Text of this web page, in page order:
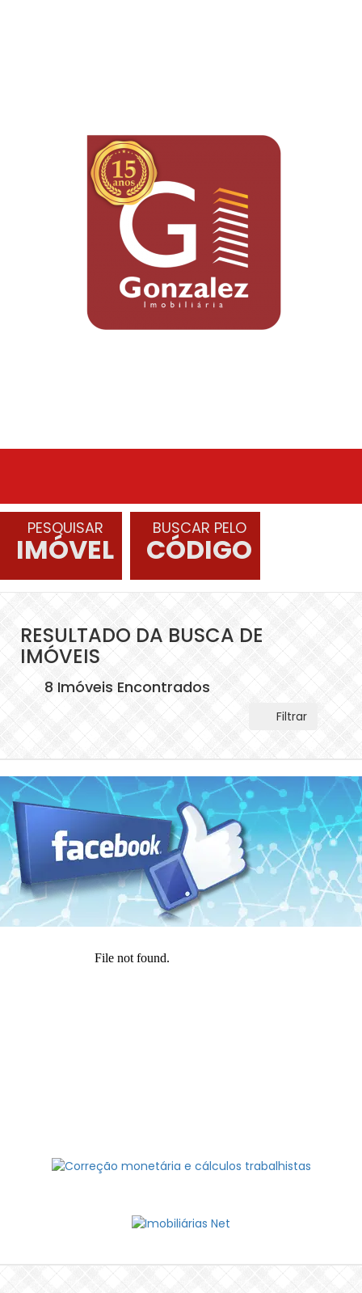
PESQUISAR
IMÓVEL
BUSCAR PELO
CÓDIGO
RESULTADO DA BUSCA DE
IMÓVEIS
8 Imóveis Encontrados
Filtrar